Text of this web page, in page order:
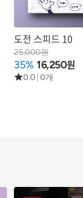
도전 스피드 10
25,000원
35% 16,250원
0.0 0개